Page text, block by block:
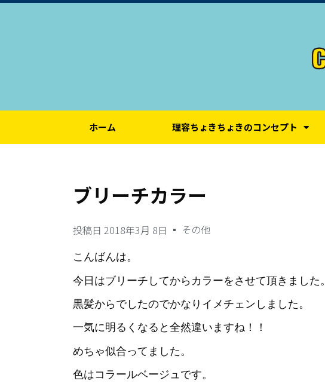
ホーム 理容ちょきちょきのコンセプト
ブリーチカラー
投稿日 2018年3月 8日 その他
こんばんは。
今日はブリーチしてからカラーをさせて頂きました。
黒髪からでしたのでかなりイメチェンしました。
一気に明るくなると全然違いますね！！
めちゃ似合ってました。
色はコラールベージュです。